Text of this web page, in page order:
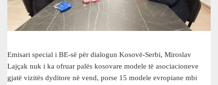
Emisari special i BE-së për dialogun Kosovë-Serbi, Miroslav
Lajçak nuk i ka ofruar palës kosovare modele të asociacioneve
gjatë vizitës dyditore në vend, porse 15 modele evropiane mbi